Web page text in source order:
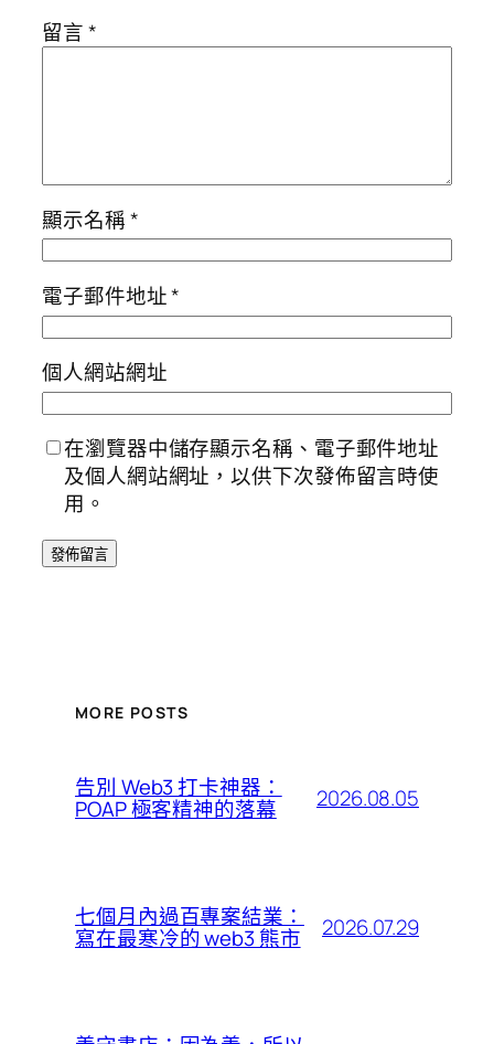
留言*
顯示名稱*
電子郵件地址*
個人網站網址
在瀏覽器中儲存顯示名稱、電子郵件地址
及個人網站網址，以供下次發佈留言時使
用。
MORE POSTS
告別 Web3 打卡神器：
POAP 極客精神的落幕 2026.08.05
七個月內過百專案結業：
寫在最寒冷的 web3 熊市 2026.07.29